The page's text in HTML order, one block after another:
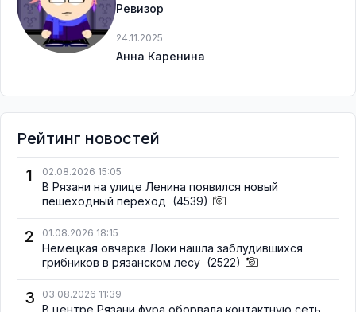
Ревизор
24.11.2025
Анна Каренина
Рейтинг новостей
1
02.08.2026 15:05
В Рязани на улице Ленина появился новый
пешеходный переход (4539)
2 01.08.2026 18:15
Немецкая овчарка Локи нашла заблудившихся
грибников в рязанском лесу (2522)
3 03.08.2026 11:39